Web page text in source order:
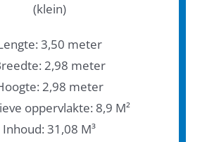
(klein)
3,50 meter
2,98 meter
2,98 meter
oppervlakte: 8,9 M²
Inhoud: 31,08 M³